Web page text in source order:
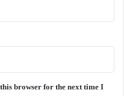
browser for the next time I